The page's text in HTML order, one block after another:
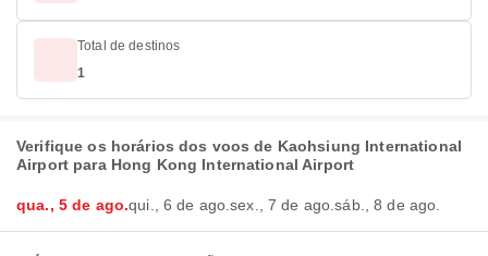
Total de destinos
1
Verifique os horários dos voos de Kaohsiung International
Airport para Hong Kong International Airport
qua., 5 de ago.qui., 6 de ago.sex., 7 de ago.sáb., 8 de ago.